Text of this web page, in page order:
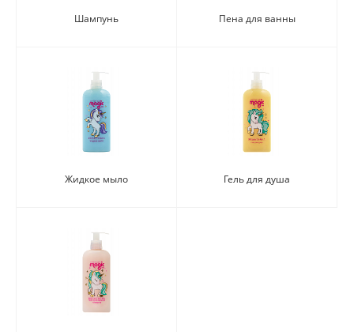
Шампунь Пена для ванны
Жидкое мыло Гель для душа